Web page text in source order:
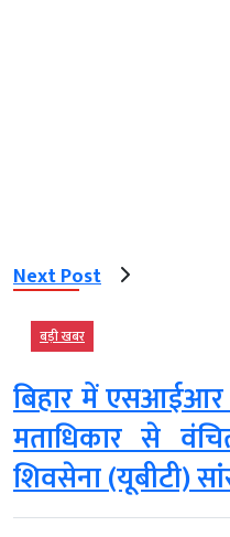
Next Post
बड़ी खबर
बिहार में
मताधिकार से
शिवसेना (यूबीटी)